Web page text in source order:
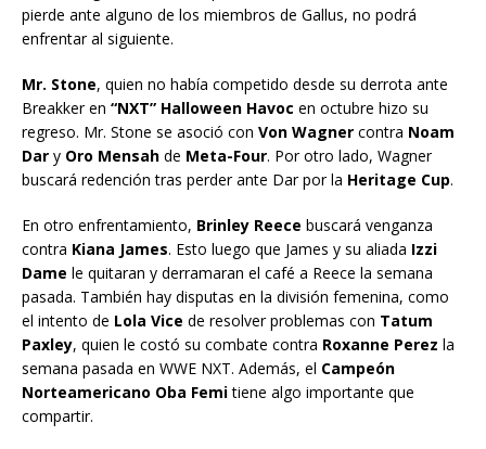
pierde ante alguno de los miembros de Gallus, no podrá
enfrentar al siguiente.
Mr. Stone, quien no había competido desde su derrota ante
Breakker en “NXT” Halloween Havoc en octubre hizo su
regreso. Mr. Stone se asoció con Von Wagner contra Noam
Dar y Oro Mensah de Meta-Four. Por otro lado, Wagner
buscará redención tras perder ante Dar por la Heritage Cup.
En otro enfrentamiento, Brinley Reece buscará venganza
contra Kiana James. Esto luego que James y su aliada Izzi
Dame le quitaran y derramaran el café a Reece la semana
pasada. También hay disputas en la división femenina, como
el intento de Lola Vice de resolver problemas con Tatum
Paxley, quien le costó su combate contra Roxanne Perez la
semana pasada en WWE NXT. Además, el Campeón
Norteamericano Oba Femitiene algo importante que
compartir.